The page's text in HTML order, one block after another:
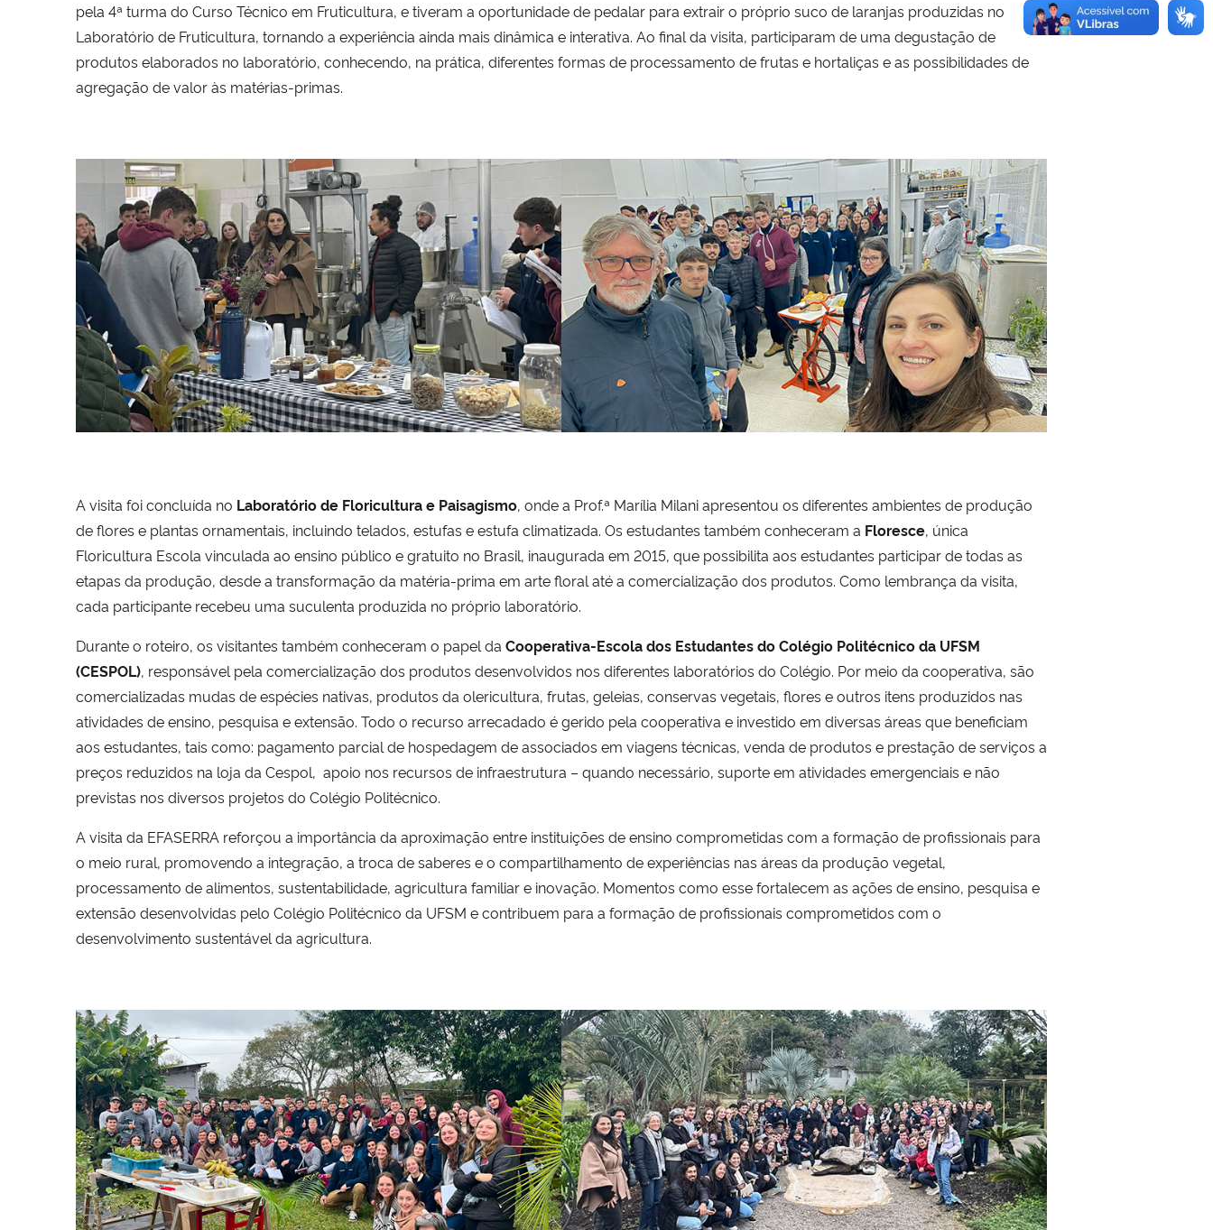
pela 4ª turma do Curso Técnico em Fruticultura, e tiveram a oportunidade de pedalar para extrair o próprio suco de laranjas produzidas no
Laboratório de Fruticultura, tornando a experiência ainda mais dinâmica e interativa. Ao final da visita, participaram de uma degustação de
produtos elaborados no laboratório, conhecendo, na prática, diferentes formas de processamento de frutas e hortaliças e as possibilidades de
agregação de valor às matérias-primas.
A visita foi concluída no Laboratório de Floricultura e Paisagismo, onde a Prof.ª Marília Milani apresentou os diferentes ambientes de produção
de flores e plantas ornamentais, incluindo telados, estufas e estufa climatizada. Os estudantes também conheceram a Floresce, única
Floricultura Escola vinculada ao ensino público e gratuito no Brasil, inaugurada em 2015, que possibilita aos estudantes participar de todas as
etapas da produção, desde a transformação da matéria-prima em arte floral até a comercialização dos produtos. Como lembrança da visita,
cada participante recebeu uma suculenta produzida no próprio laboratório.
Durante o roteiro, os visitantes também conheceram o papel da Cooperativa-Escola dos Estudantes do Colégio Politécnico da UFSM
(CESPOL), responsável pela comercialização dos produtos desenvolvidos nos diferentes laboratórios do Colégio. Por meio da cooperativa, são
comercializadas mudas de espécies nativas, produtos da olericultura, frutas, geleias, conservas vegetais, flores e outros itens produzidos nas
atividades de ensino, pesquisa e extensão. Todo o recurso arrecadado é gerido pela cooperativa e investido em diversas áreas que beneficiam
aos estudantes, tais como: pagamento parcial de hospedagem de associados em viagens técnicas, venda de produtos e prestação de serviços a
preços reduzidos na loja da Cespol, apoio nos recursos de infraestrutura – quando necessário, suporte em atividades emergenciais e não
previstas nos diversos projetos do Colégio Politécnico.
A visita da EFASERRA reforçou a importância da aproximação entre instituições de ensino comprometidas com a formação de profissionais para
o meio rural, promovendo a integração, a troca de saberes e o compartilhamento de experiências nas áreas da produção vegetal,
processamento de alimentos, sustentabilidade, agricultura familiar e inovação. Momentos como esse fortalecem as ações de ensino, pesquisa e
extensão desenvolvidas pelo Colégio Politécnico da UFSM e contribuem para a formação de profissionais comprometidos com o
desenvolvimento sustentável da agricultura.